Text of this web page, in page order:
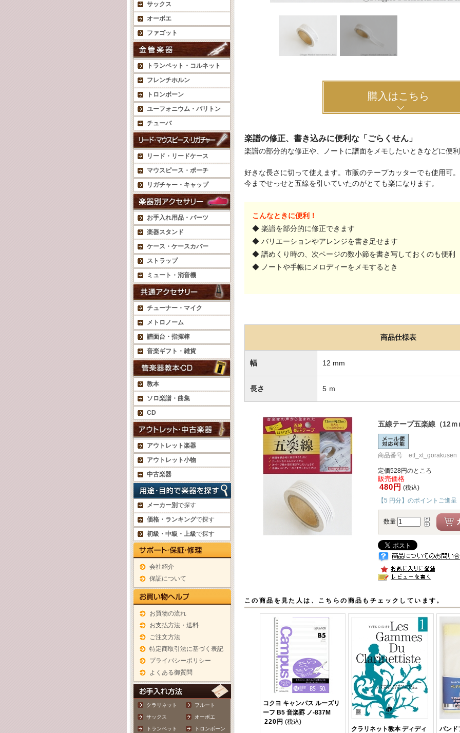
サックス
オーボエ
ファゴット
トランペット・コルネット
フレンチホルン
トロンボーン
ユーフォニウム・バリトン
チューバ
リード・リードケース
マウスピース・ポーチ
リガチャー・キャップ
お手入れ用品・パーツ
楽器スタンド
ケース・ケースカバー
ストラップ
ミュート・消音機
チューナー・マイク
メトロノーム
譜面台・指揮棒
音楽ギフト・雑貨
教本
ソロ楽譜・曲集
CD
アウトレット楽器
アウトレット小物
中古楽器
メーカー別で探す
価格・ランキングで探す
初級・中級・上級で探す
会社紹介
保証について
お買物の流れ
お支払方法・送料
ご注文方法
特定商取引法に基づく表記
プライバシーポリシー
よくある御質問
クラリネット フルート
サックス オーボエ
トランペット トロンボーン
購入はこちら
楽譜の修正、書き込みに便利な「ごらくせん」
楽譜の部分的な修正や、ノートに譜面をメモしたいときなどに便
好きな長さに切って使えます。市販のテープカッターでも使用可。
今までせっせと五線を引いていたのがとても楽になります。
こんなときに便利！
◆ 楽譜を部分的に修正できます
◆ バリエーションやアレンジを書き足せます
◆ 譜めくり時の、次ページの数小節を書き写しておくのも便利
◆ ノートや手帳にメロディーをメモするとき
商品仕様表
幅 12 mm
長さ 5 ｍ
五線テープ五楽線（12ｍ
商品番号 etf_xt_gorakusen
定価528円のところ
販売価格
480円 (税込)
【5 円分】のポイントご進呈
数量
この商品を見た人は、こちらの商品もチェックしています。
コクヨ キャンパス ルーズリ
ーフ B5 音楽罫 ノ-837M
220円 (税込)
クラリネット教本 ディディ
バンド